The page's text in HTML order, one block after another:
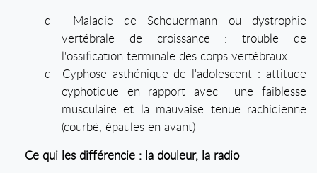
q
Maladie de Scheuermann ou dystrophie
vertébrale de croissance : trouble de
l'ossification terminale des corps vertébraux
q
Cyphose asthénique de l'adolescent : attitude
cyphotique en rapport avec
une faiblesse
musculaire et la mauvaise tenue rachidienne
(courbé, épaules en avant)
Ce qui les différencie : la douleur, la radio